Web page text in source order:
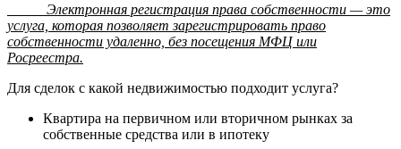
Электронная регистрация права собственности — это
услуга, которая позволяет зарегистрировать право
собственности удаленно, без посещения МФЦ или
Росреестра.
Для сделок с какой недвижимостью подходит услуга?
Квартира на первичном или вторичном рынках за
собственные средства или в ипотеку